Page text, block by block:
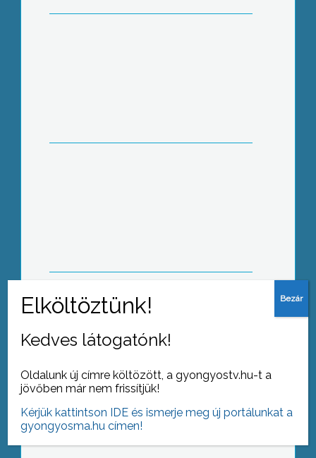
Tovább az archívumra
Kedves látogatónk!
Oldalunk új címre költözött, a gyongyostv.hu-t a
jövőben már nem frissítjük!
Kérjük kattintson IDE és ismerje meg új portálunkat a
gyongyosma.hu címen!